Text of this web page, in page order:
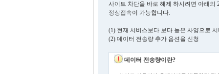
사이트 차단을 바로 해제 하시려면 아래의
정상접속이 가능합니다.
(1) 현재 서비스보다 보다 높은 사양으로
(2) 데이터 전송량 추가 옵션을 신청
데이터 전송량이란?